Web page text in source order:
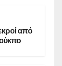
από